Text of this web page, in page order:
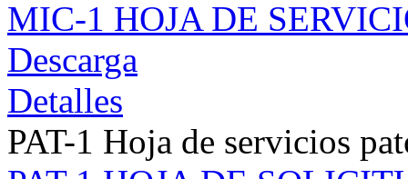
MIC-1 HOJA DE
Descarga
Detalles
PAT-1 Hoja de servicios